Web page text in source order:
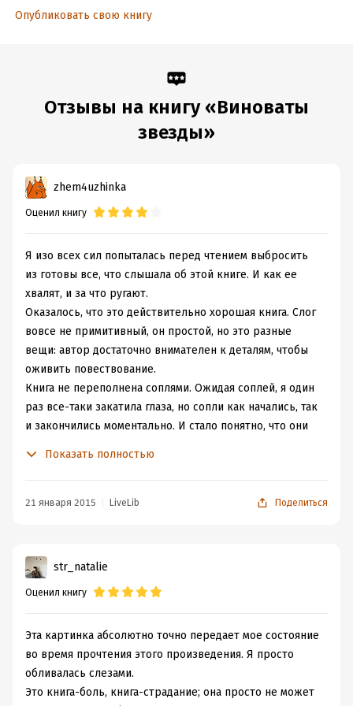
ISBN (EAN): 9785170783281
Опубликовать свою книгу
Отзывы на книгу «Виноваты
звезды»
zhem4uzhinka
Оценил книгу
Я изо всех сил попыталась перед чтением выбросить
из готовы все, что слышала об этой книге. И как ее
хвалят, и за что ругают.
Оказалось, что это действительно хорошая книга. Слог
вовсе не примитивный, он простой, но это разные
вещи: автор достаточно внимателен к деталям, чтобы
оживить повествование.
Книга не переполнена соплями. Ожидая соплей, я один
раз все-таки закатила глаза, но сопли как начались, так
и закончились моментально. И стало понятно, что они
процентов. Некоторые сюжетные повороты меня
присматривалась к другим вещам.
В книге говорится важное. Мне кажется, она
парадоксальным образом учит любить жизнь и меньше
Слезовыжималки и спекуляции на больных я не
увидела: если обвинять в этом Джона Грина, то
обвинять в этом вообще все книги, худо-бедно
основанные на реальных событиях. То есть если мы
Показать полностью
21 января 2015 LiveLib Поделиться
str_natalie
Оценил книгу
Эта картинка абсолютно точно передает мое состояние
во время прочтения этого произведения. Я просто
обливалась слезами.
Это книга-боль, книга-страдание; она просто не может